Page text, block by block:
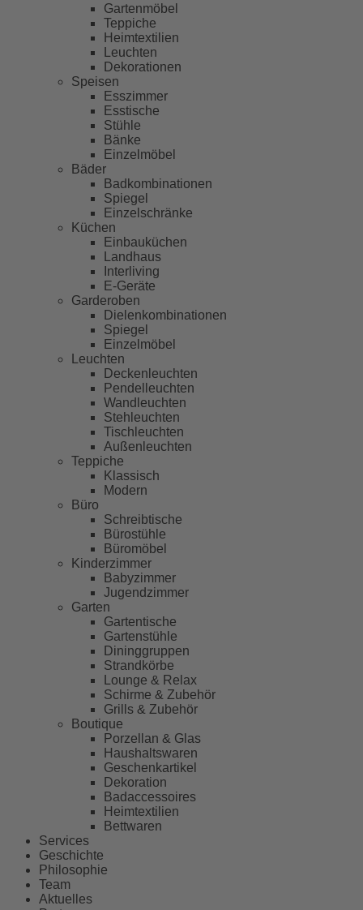
Gartenmöbel
Teppiche
Heimtextilien
Leuchten
Dekorationen
Speisen
Esszimmer
Esstische
Stühle
Bänke
Einzelmöbel
Bäder
Badkombinationen
Spiegel
Einzelschränke
Küchen
Einbauküchen
Landhaus
Interliving
E-Geräte
Garderoben
Dielenkombinationen
Spiegel
Einzelmöbel
Leuchten
Deckenleuchten
Pendelleuchten
Wandleuchten
Stehleuchten
Tischleuchten
Außenleuchten
Teppiche
Klassisch
Modern
Büro
Schreibtische
Bürostühle
Büromöbel
Kinderzimmer
Babyzimmer
Jugendzimmer
Garten
Gartentische
Gartenstühle
Dininggruppen
Strandkörbe
Lounge & Relax
Schirme & Zubehör
Grills & Zubehör
Boutique
Porzellan & Glas
Haushaltswaren
Geschenkartikel
Dekoration
Badaccessoires
Heimtextilien
Bettwaren
Services
Geschichte
Philosophie
Team
Aktuelles